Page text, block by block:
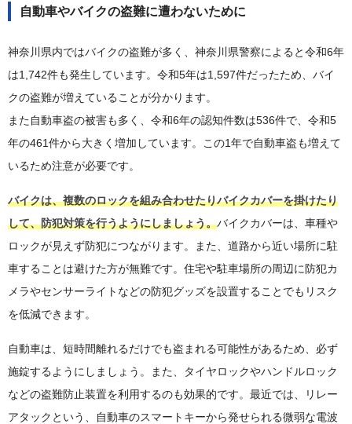
自動車やバイクの盗難に遭わないために
神奈川県内ではバイクの盗難が多く、神奈川県警察によると令和6年
は1,742件も発生しています。令和5年は1,597件だったため、バイ
クの盗難が増えていることが分かります。
また自動車盗の被害も多く、令和6年の認知件数は536件で、令和5
年の461件から大きく増加しています。この1年で自動車盗も増えて
いるため注意が必要です。
バイクは、複数のロックを組み合わせたりバイクカバーを掛けたり
して、防犯対策を行うようにしましょう。バイクカバーは、車種や
ロックが見えず防犯につながります。また、道路から近い場所に駐
車することは避けた方が無難です。住宅や駐車場所の周辺に防犯カ
メラやセンサーライトなどの防犯グッズを設置することでもリスク
を低減できます。
自動車は、短時間離れるだけでも盗まれる可能性があるため、必ず
施錠するようにしましょう。また、タイヤロックやハンドルロック
などの盗難防止装置を利用するのも効果的です。最近では、リレー
アタックという、自動車のスマートキーから発せられる微弱な電波